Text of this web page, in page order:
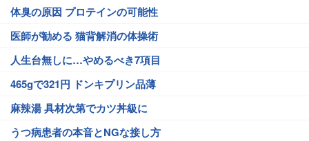
体臭の原因 プロテインの可能性
医師が勧める 猫背解消の体操術
人生台無しに…やめるべき7項目
465gで321円 ドンキプリン品薄
麻辣湯 具材次第でカツ丼級に
うつ病患者の本音とNGな接し方